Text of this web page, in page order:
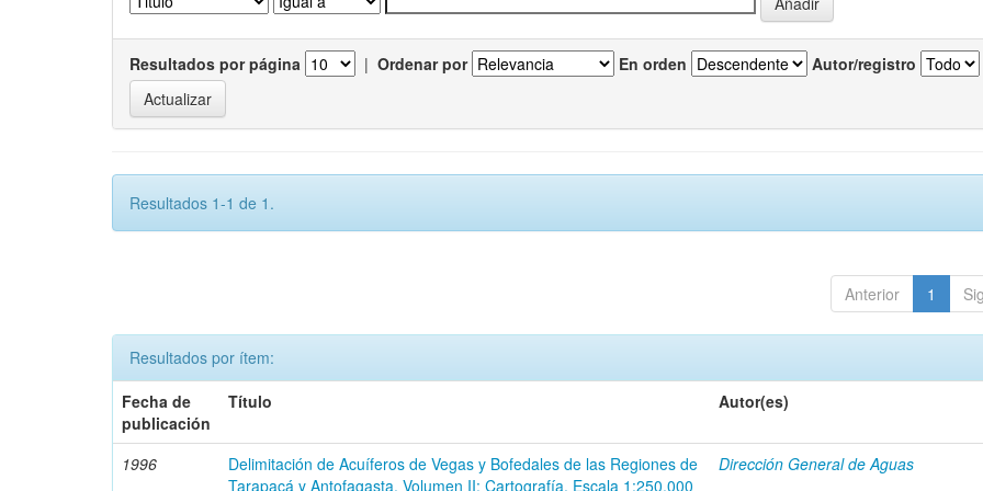
Resultados por página | Ordenar por En orden Autor/registro
Resultados 1-1 de 1.
Anterior 1
Resultados por ítem:
Fecha de
publicación
Título Autor(es)
1996
Delimitación de Acuíferos de Vegas y Bofedales de las Regiones de
Tarapacá y Antofagasta. Volumen II: Cartografía. Escala 1:250.000
Dirección General de Aguas